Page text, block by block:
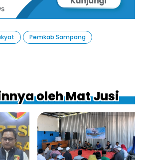
Pemkab Sampang
oleh Mat Jusi